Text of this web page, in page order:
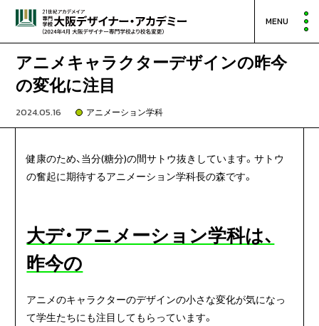
MENU
アニメキャラクターデザインの昨今
の変化に注目
2024.05.16 アニメーション学科
健康のため、当分(糖分)の間サトウ抜きしています。サトウ
の奮起に期待するアニメーション学科長の森です。
大デ・アニメーション学科は、
昨今の
アニメのキャラクターのデザインの小さな変化が気になっ
て学生たちにも注目してもらっています。